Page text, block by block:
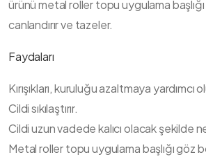
ürünü metal roller topu uygulama
canlandırır ve tazeler.
Faydaları
Kırışıkları, kuruluğu azaltmaya yardımcı
Cildi sıkılaştırır.
Cildi uzun vadede kalıcı olacak şekilde
Metal roller topu uygulama başlığı göz